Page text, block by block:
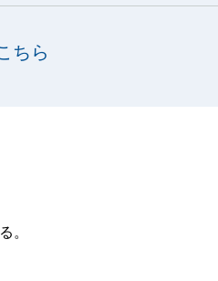
ちら
。